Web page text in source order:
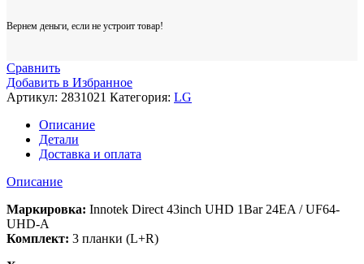
Вернем деньги, если не устроит товар!
Сравнить
Добавить в Избранное
Артикул: 2831021 Категория: LG
Описание
Детали
Доставка и оплата
Описание
Маркировка: Innotek Direct 43inch UHD 1Bar 24EA / UF64-
UHD-A
Комплект: 3 планки (L+R)